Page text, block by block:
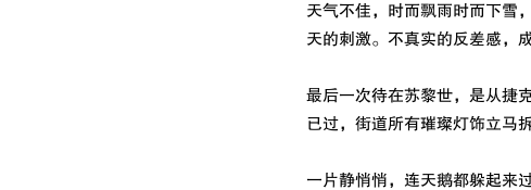
天气不佳，时而飘雨时而下雪
天的刺激。不真实的反差感，
最后一次待在苏黎世，是从捷
已过，街道所有璀璨灯饰立马
一片静悄悄，连天鹅都躲起来